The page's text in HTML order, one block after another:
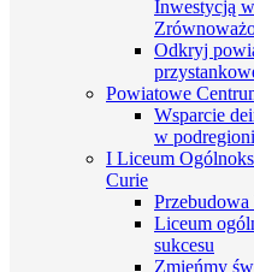
Inwestycją
Odkryj
Powiatowe
Wsparcie
w
I Liceum
Curie
Liceum
sukcesu
Zmieńmy